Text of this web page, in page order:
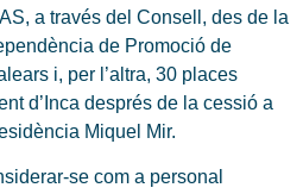
a través del Consell, des de la
de Promoció de
i, per l’altra, 30 places
d’Inca després de la cessió a
Miquel Mir.
se com a personal